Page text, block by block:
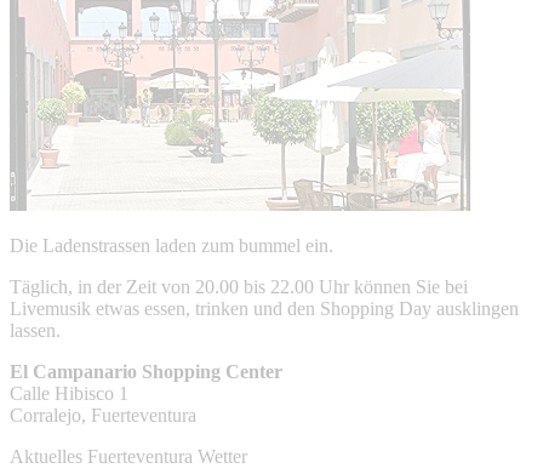
Die Ladenstrassen laden zum bummel ein.
Täglich, in der Zeit von 20.00 bis 22.00 Uhr können Sie bei
Livemusik etwas essen, trinken und den Shopping Day ausklingen
lassen.
El Campanario Shopping Center
Calle Hibisco 1
Corralejo, Fuerteventura
Aktuelles Fuerteventura Wetter